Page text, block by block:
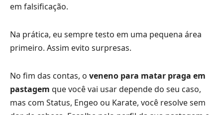
em falsificação.
Na prática, eu sempre testo em uma pequena área
primeiro. Assim evito surpresas.
No fim das contas, o veneno para matar praga em
pastagem que você vai usar depende do seu caso,
mas com Status, Engeo ou Karate, você resolve sem